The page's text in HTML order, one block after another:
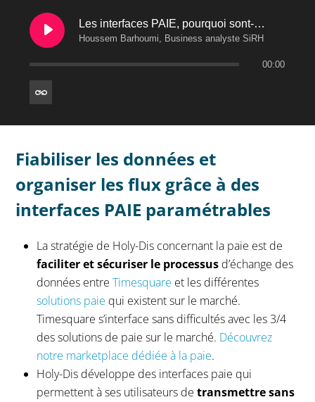
Les interfaces PAIE, pourquoi sont-elles indispensables à un SiRH de Gestion des Temps comme Timesquare?
Houssem Barhoumi, Business analyste SiRH
00:00
Fiabiliser les données et
organiser les flux grâce à des
interfaces PAIE paramétrables
La stratégie de Holy-Dis concernant la paie est de
faciliter et sécuriser le processus d’échange des
données entreTimesquare et les différentes
solutions paie qui existent sur le marché.
Timesquare s’interface sans difficultés avec les 3/4
des solutions de paie sur le marché. Découvrez
notre marketplace dédiée à la paie.
Holy-Dis développe des interfaces paie qui
permettent à ses utilisateurs detransmettre sans